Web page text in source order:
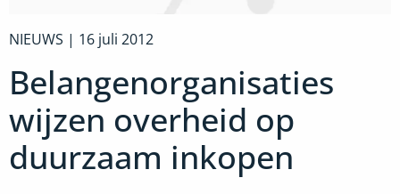
NIEUWS | 16 juli 2012
Belangenorganisaties
wijzen overheid op
duurzaam inkopen